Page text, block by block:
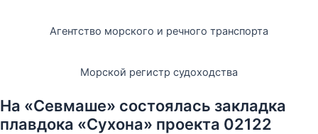
Агентство морского и речного транспорта
Морской регистр судоходства
На «Севмаше» состоялась закладка
плавдока «Сухона» проекта 02122